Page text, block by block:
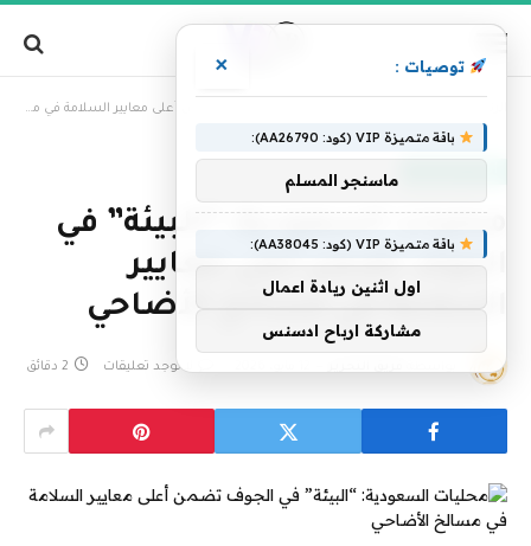
محليات السعودية: “البيئة” في الجوف تضمن أعلى معايير السلامة في مسالخ الأضاحي
محليات السعودية: “البيئة” في
الجوف تضمن أعلى معايير
السلامة في مسالخ الأضاحي
لا توجد تعليقات 2 دقائق
توصيات : ×
باقة متميزة VIP (كود: AA26790):
ماسنجر المسلم
باقة متميزة VIP (كود: AA38045):
اول اثنين ريادة اعمال
مشاركة ارباح ادسنس